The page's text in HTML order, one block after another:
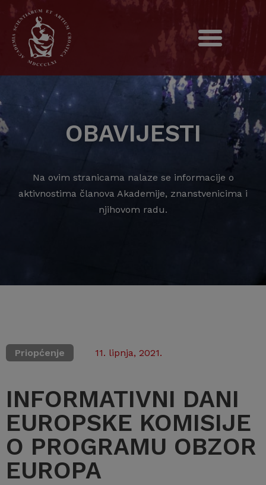
OBAVIJESTI
Na ovim stranicama nalaze se informacije o
aktivnostima članova Akademije, znanstvenicima i
njihovom radu.
Priopćenje 11. lipnja, 2021.
INFORMATIVNI DANI
EUROPSKE KOMISIJE
O PROGRAMU OBZOR
EUROPA